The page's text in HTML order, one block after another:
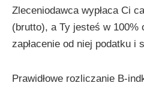
Zleceniodawca wypłaca Ci
(brutto), a Ty jesteś w 100%
zapłacenie od niej podatku i
Prawidłowe rozliczanie B-